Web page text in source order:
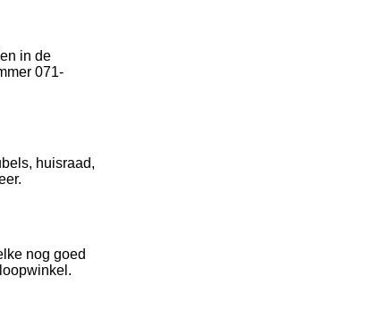
in de
071-
huisraad,
nog goed